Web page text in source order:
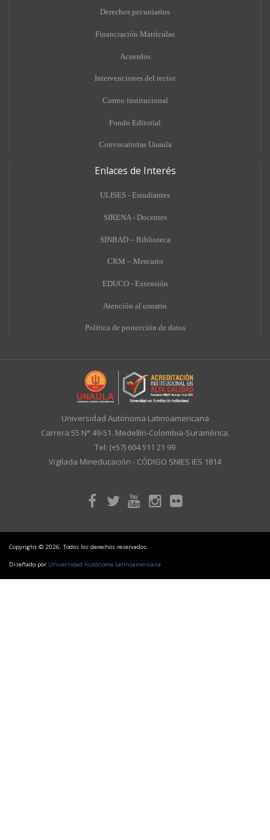
Derechos pecuniarios
Financiación Matrículas
Acuerdos
Intervenciones del rector
Correo institucional
Fondo Editorial
Convocatorias Unaula
Enlaces de Interés
ULISES - Estudiantes
SIRENA - Docentes
SINBAD – Biblioteca
CRM – Mercurio
EDUCO - Extensión
Atención al usuario
Política de protección de datos
Universidad Autónoma Latinoamericana
Carrera 55 N° 49-51. Medellín-Colombia-Suramérica.
Tel: (+57) 604 511 21 99
Vigilada Mineducación - CÓDIGO SNIES IES 1814
Copyright © 2026. Todos los derechos reservados.
Diseñado por Universidad Autónoma Latinoamericana